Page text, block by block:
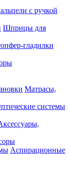
с ручкой
Шприцы для
гладилки
Матрасы,
системы
Аспирационные